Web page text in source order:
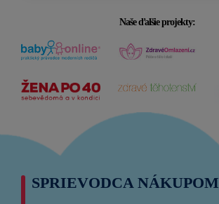
Naše ďalšie projekty:
SPRIEVODCA NÁKUPOM